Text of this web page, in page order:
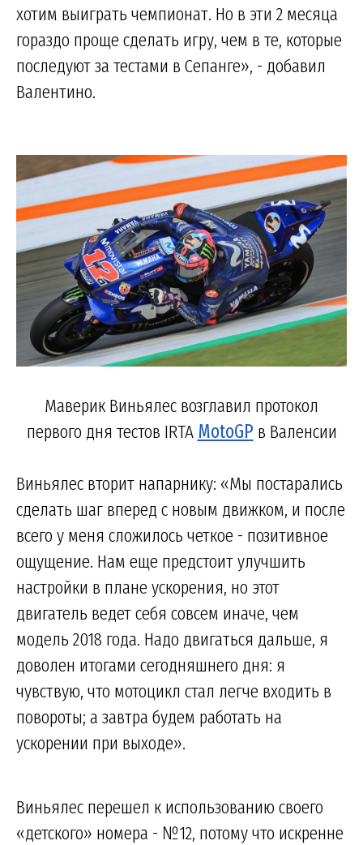
хотим выиграть чемпионат. Но в эти 2 месяца
гораздо проще сделать игру, чем в те, которые
последуют за тестами в Сепанге», - добавил
Валентино.
Маверик Виньялес возглавил протокол
первого дня тестов IRTA MotoGP в Валенсии
Виньялес вторит напарнику: «Мы постарались
сделать шаг вперед с новым движком, и после
всего у меня сложилось четкое - позитивное
ощущение. Нам еще предстоит улучшить
настройки в плане ускорения, но этот
двигатель ведет себя совсем иначе, чем
модель 2018 года. Надо двигаться дальше, я
доволен итогами сегодняшнего дня: я
чувствую, что мотоцикл стал легче входить в
повороты; а завтра будем работать на
ускорении при выходе».
Виньялес перешел к использованию своего
«детского» номера - №12, потому что искренне